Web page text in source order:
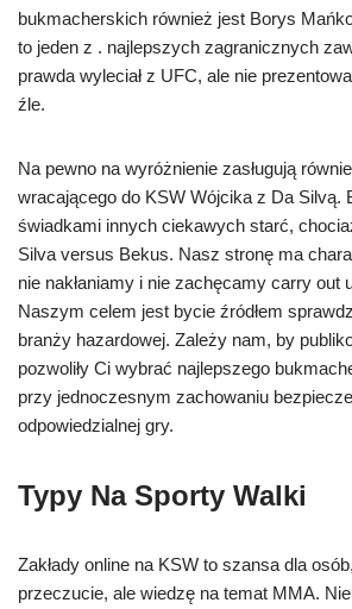
bukmacherskich również jest Borys
to jeden z . najlepszych zagranicznych
prawda wyleciał z UFC, ale nie
źle.
Na pewno na wyróżnienie zasługują
wracającego do KSW Wójcika z Da Silvą.
świadkami innych ciekawych starć,
Silva versus Bekus. Nasz stronę ma
nie nakłaniamy i nie zachęcamy carry out
Naszym celem jest bycie źródłem
branży hazardowej. Zależy nam, by
pozwoliły Ci wybrać najlepszego
przy jednoczesnym zachowaniu
odpowiedzialnej gry.
Typy Na Sporty Walki
Zakłady online na KSW to szansa dla
przeczucie, ale wiedzę na temat MMA.